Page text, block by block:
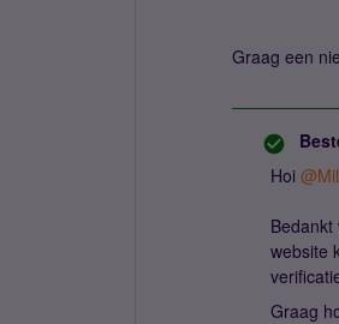
Graag een
Hoi
website
Graag